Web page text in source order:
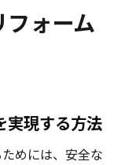
敗しないポイ
充実させる
請方法と注意
ォーム
実現する方法
めには、安全な